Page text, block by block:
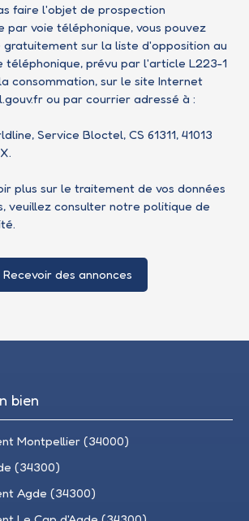
faire l'objet de prospection
par voie téléphonique, vous pouvez
gratuitement sur la liste d'opposition au
téléphonique, prévu par l'article L223-1
consommation, sur le site Internet
ou par courrier adressé à :
Service Bloctel, CS 61311, 41013
plus sur le traitement de vos données
veuillez consulter notre politique de
.
Recevoir des annonces
bien
Montpellier (34000)
(34300)
Agde (34300)